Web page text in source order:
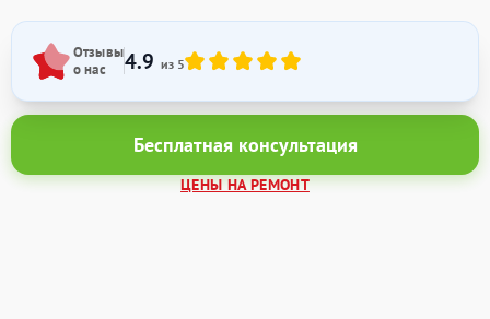
Отзывы
о нас
4.9 из 5
Бесплатная консультация
ЦЕНЫ НА РЕМОНТ